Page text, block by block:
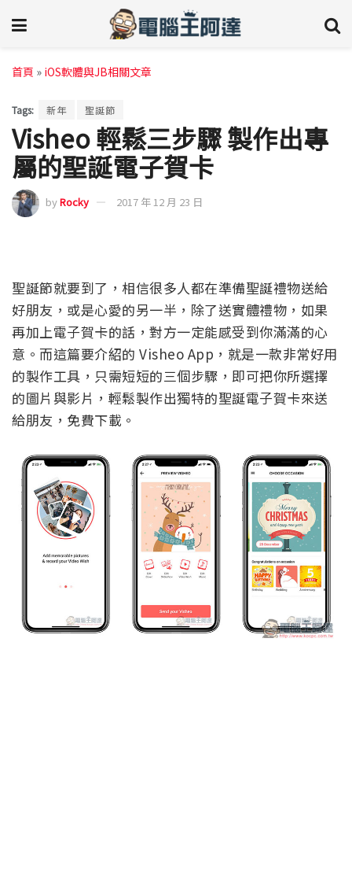
首頁 » iOS軟體與JB相關文章
Tags: 新年 聖誕節
Visheo 輕鬆三步驟 製作出專
屬的聖誕電子賀卡
byRocky 2017 年 12 月 23 日
聖誕節就要到了，相信很多人都在準備聖誕禮物送給
好朋友，或是心愛的另一半，除了送實體禮物，如果
再加上電子賀卡的話，對方一定能感受到你滿滿的心
意。而這篇要介紹的 Visheo App，就是一款非常好用
的製作工具，只需短短的三個步驟，即可把你所選擇
的圖片與影片，輕鬆製作出獨特的聖誕電子賀卡來送
給朋友，免費下載。